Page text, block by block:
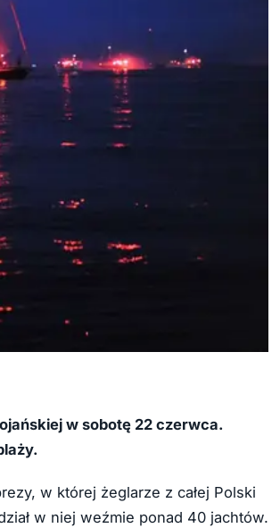
w sobotę 22 czerwca.
w której żeglarze z całej Polski
w niej weźmie ponad 40 jachtów.